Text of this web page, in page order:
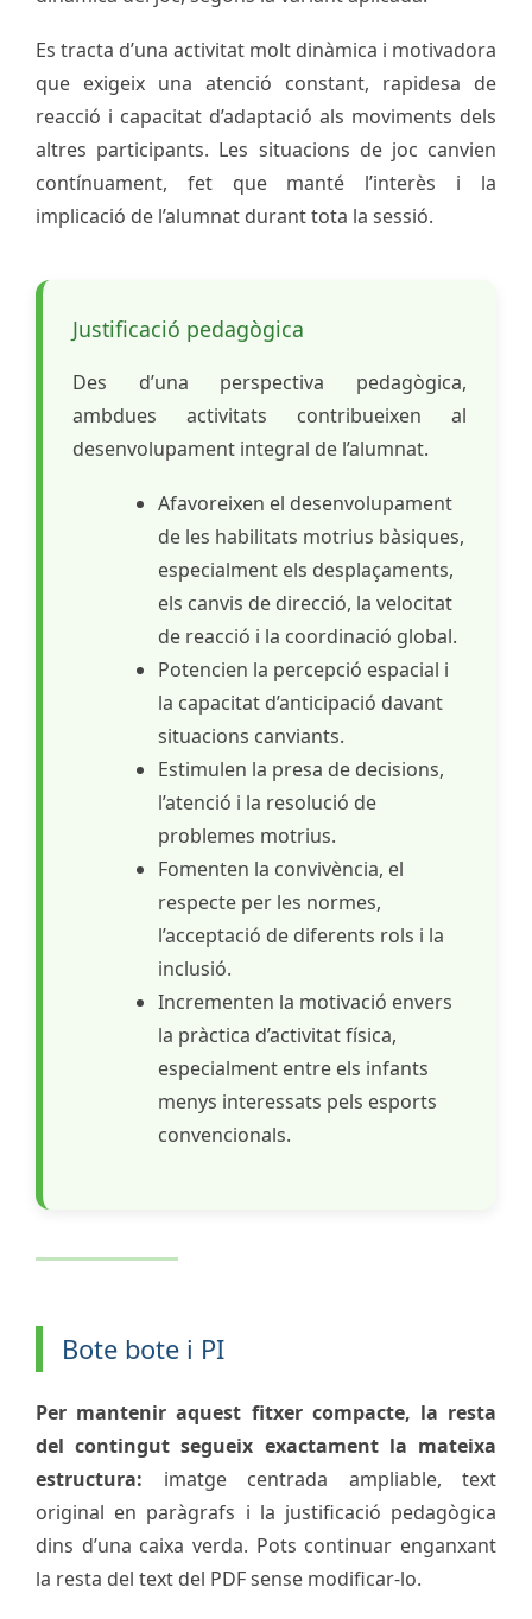
Es tracta d’una activitat molt dinàmica i motivadora
que exigeix una atenció constant, rapidesa de
reacció i capacitat d’adaptació als moviments dels
altres participants. Les situacions de joc canvien
contínuament, fet que manté l’interès i la
implicació de l’alumnat durant tota la sessió.
Justificació pedagògica
Des d’una perspectiva pedagògica,
ambdues activitats contribueixen al
desenvolupament integral de l’alumnat.
Afavoreixen el desenvolupament
de les habilitats motrius bàsiques,
especialment els desplaçaments,
els canvis de direcció, la velocitat
de reacció i la coordinació global.
Potencien la percepció espacial i
la capacitat d’anticipació davant
situacions canviants.
Estimulen la presa de decisions,
l’atenció i la resolució de
problemes motrius.
Fomenten la convivència, el
respecte per les normes,
l’acceptació de diferents rols i la
inclusió.
Incrementen la motivació envers
la pràctica d’activitat física,
especialment entre els infants
menys interessats pels esports
convencionals.
Bote bote i PI
Per mantenir aquest fitxer compacte, la resta
del contingut segueix exactament la mateixa
estructura: imatge centrada ampliable, text
original en paràgrafs i la justificació pedagògica
dins d’una caixa verda. Pots continuar enganxant
la resta del text del PDF sense modificar-lo.